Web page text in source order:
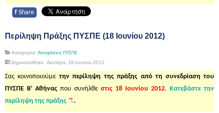
f Share
Περίληψη Πράξης ΠΥΣΠΕ (18 Ιουνίου 2012)
Κατηγορία: Αποφάσεις ΠΥΣΠΕ
Δημοσιεύθηκε : Δευτέρα, 18 Ιουνίου 2012
Σας κοινοποιούμετην περίληψη της πράξης από τη συνεδρίαση του
ΠΥΣΠΕ Β' Αθήνας που συνήλθε στις 18 Ιουνίου 2012. Κατεβάστε την
περίληψη της πράξης
.